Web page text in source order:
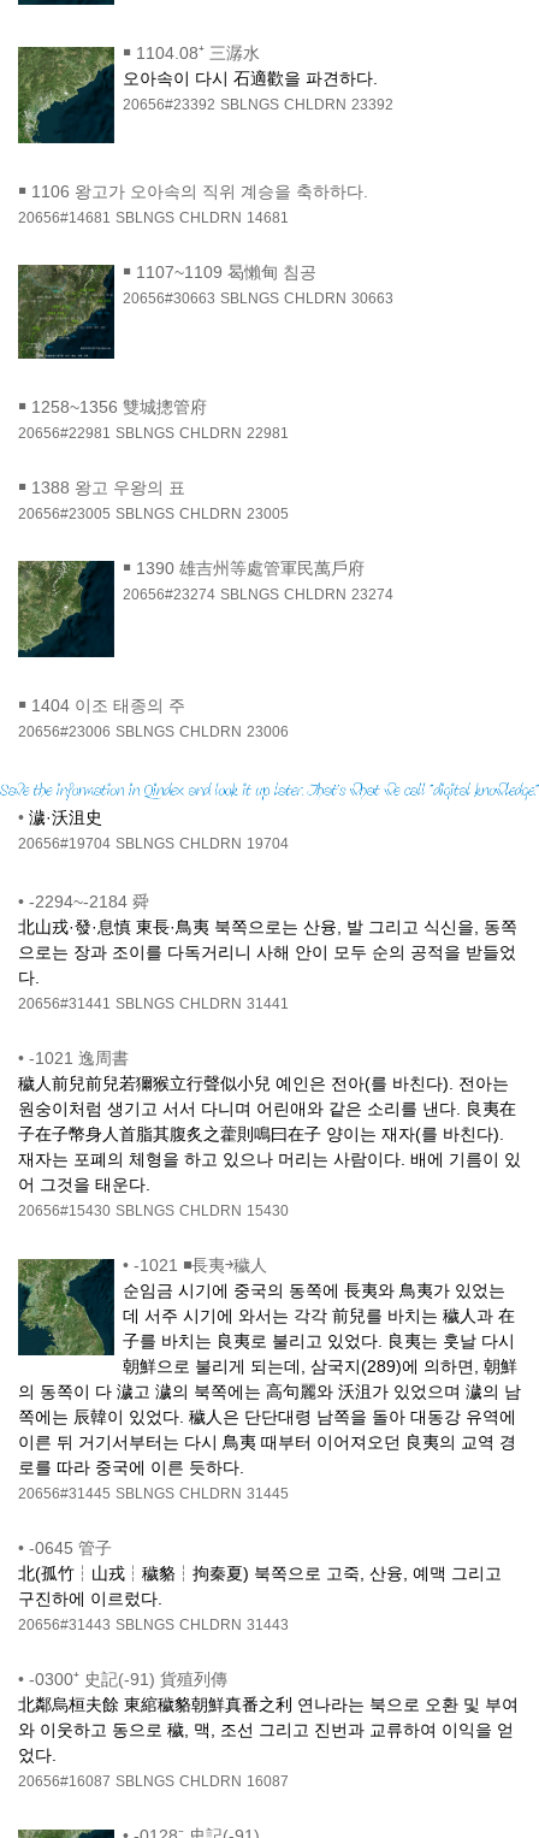
￭ 1104.08⁺ 三潺水
오아속이 다시 石適歡을 파견하다.
20656#23392 SBLNGS CHLDRN 23392
￭ 1106 왕고가 오아속의 직위 계승을 축하하다.
20656#14681 SBLNGS CHLDRN 14681
￭ 1107~1109 曷懶甸 침공
20656#30663 SBLNGS CHLDRN 30663
￭ 1258~1356 雙城摠管府
20656#22981 SBLNGS CHLDRN 22981
￭ 1388 왕고 우왕의 표
20656#23005 SBLNGS CHLDRN 23005
￭ 1390 雄吉州等處管軍民萬戶府
20656#23274 SBLNGS CHLDRN 23274
￭ 1404 이조 태종의 주
20656#23006 SBLNGS CHLDRN 23006
• 濊·沃沮史
20656#19704 SBLNGS CHLDRN 19704
• -2294~-2184 舜
北山戎·發·息慎 東長·鳥夷 북쪽으로는 산융, 발 그리고 식신을, 동쪽
으로는 장과 조이를 다독거리니 사해 안이 모두 순의 공적을 받들었
다.
20656#31441 SBLNGS CHLDRN 31441
• -1021 逸周書
穢人前兒前兒若獮猴立行聲似小兒 예인은 전아(를 바친다). 전아는
원숭이처럼 생기고 서서 다니며 어린애와 같은 소리를 낸다. 良夷在
子在子幣身人首脂其腹炙之藿則鳴曰在子 양이는 재자(를 바친다).
재자는 포폐의 체형을 하고 있으나 머리는 사람이다. 배에 기름이 있
어 그것을 태운다.
20656#15430 SBLNGS CHLDRN 15430
• -1021 ◾長夷￫穢人
순임금 시기에 중국의 동쪽에 長夷와 鳥夷가 있었는
데 서주 시기에 와서는 각각 前兒를 바치는 穢人과 在
子를 바치는 良夷로 불리고 있었다. 良夷는 훗날 다시
朝鮮으로 불리게 되는데, 삼국지(289)에 의하면, 朝鮮
의 동쪽이 다 濊고 濊의 북쪽에는 高句麗와 沃沮가 있었으며 濊의 남
쪽에는 辰韓이 있었다. 穢人은 단단대령 남쪽을 돌아 대동강 유역에
이른 뒤 거기서부터는 다시 鳥夷 때부터 이어져오던 良夷의 교역 경
로를 따라 중국에 이른 듯하다.
20656#31445 SBLNGS CHLDRN 31445
• -0645 管子
北(孤竹┆山戎┆穢貉┆拘秦夏) 북쪽으로 고죽, 산융, 예맥 그리고
구진하에 이르렀다.
20656#31443 SBLNGS CHLDRN 31443
• -0300⁺ 史記(-91) 貨殖列傳
北鄰烏桓夫餘 東綰穢貉朝鮮真番之利 연나라는 북으로 오환 및 부여
와 이웃하고 동으로 穢, 맥, 조선 그리고 진번과 교류하여 이익을 얻
었다.
20656#16087 SBLNGS CHLDRN 16087